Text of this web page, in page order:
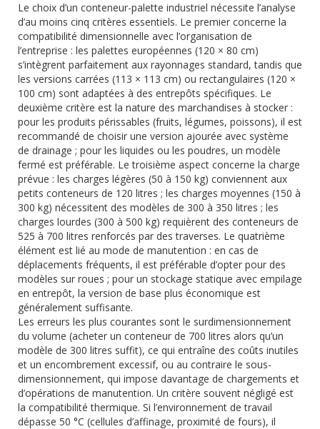
Le choix d’un conteneur-palette industriel nécessite l’analyse
d’au moins cinq critères essentiels. Le premier concerne la
compatibilité dimensionnelle avec l’organisation de
l’entreprise : les palettes européennes (120 × 80 cm)
s’intègrent parfaitement aux rayonnages standard, tandis que
les versions carrées (113 × 113 cm) ou rectangulaires (120 ×
100 cm) sont adaptées à des entrepôts spécifiques. Le
deuxième critère est la nature des marchandises à stocker :
pour les produits périssables (fruits, légumes, poissons), il est
recommandé de choisir une version ajourée avec système
de drainage ; pour les liquides ou les poudres, un modèle
fermé est préférable. Le troisième aspect concerne la charge
prévue : les charges légères (50 à 150 kg) conviennent aux
petits conteneurs de 120 litres ; les charges moyennes (150 à
300 kg) nécessitent des modèles de 300 à 350 litres ; les
charges lourdes (300 à 500 kg) requièrent des conteneurs de
525 à 700 litres renforcés par des traverses. Le quatrième
élément est lié au mode de manutention : en cas de
déplacements fréquents, il est préférable d’opter pour des
modèles sur roues ; pour un stockage statique avec empilage
en entrepôt, la version de base plus économique est
généralement suffisante.
Les erreurs les plus courantes sont le surdimensionnement
du volume (acheter un conteneur de 700 litres alors qu’un
modèle de 300 litres suffit), ce qui entraîne des coûts inutiles
et un encombrement excessif, ou au contraire le sous-
dimensionnement, qui impose davantage de chargements et
d’opérations de manutention. Un critère souvent négligé est
la compatibilité thermique. Si l’environnement de travail
dépasse 50 °C (cellules d’affinage, proximité de fours), il